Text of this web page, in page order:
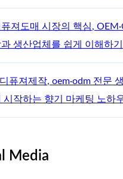
퓨져도매 시장의 핵심,
생산업체를 쉽게 이해하기
퓨져제작, oem·odm 전문
시작하는 향기 마케팅 노하
Media